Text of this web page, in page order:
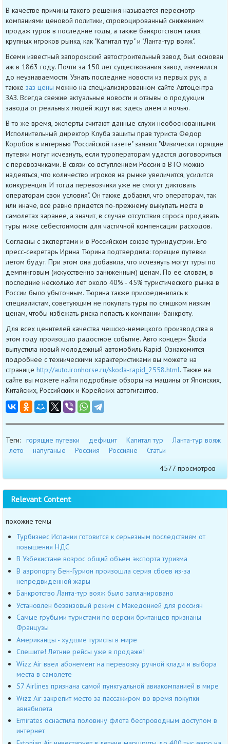
В качестве причины такого решения называется пересмотр
компаниями ценовой политики, спровоцированный снижением
продаж туров в последние годы, а также банкротством таких
крупных игроков рынка, как "Капитал тур" и "Ланта-тур вояж".
Всеми известный запорожский автостроительный завод был основан
аж в 1863 году. Почти за 150 лет существования завод изменился
до неузнаваемости. Узнать последние новости из первых рук, а
также заз цены можно на специализированном сайте Автоцентра
ЗАЗ. Всегда свежие актуальные новости и отзывы о продукции
завода от реальных людей ждут вас здесь днем и ночью.
В то же время, эксперты считают данные слухи необоснованными.
Исполнительный директор Клуба защиты прав туриста Федор
Коробов в интервью "Российской газете" заявил: "Физически горящие
путевки могут исчезнуть, если туроператорам удастся договориться
с перевозчиками. В связи со вступлением России в ВТО можно
надеяться, что количество игроков на рынке увеличится, усилится
конкуренция. И тогда перевозчики уже не смогут диктовать
операторам свои условия". Он также добавил, что операторам, так
или иначе, все равно придется по-прежнему выкупать места в
самолетах заранее, а значит, в случае отсутствия спроса продавать
туры ниже себестоимости для частичной компенсации расходов.
Согласны с экспертами и в Российском союзе туриндустрии. Его
пресс-секретарь Ирина Тюрина подтвердила: горящие путевки
летом будут. При этом она добавила, что исчезнуть могут туры по
демпинговым (искусственно заниженным) ценам. По ее словам, в
последние несколько лет около 40% - 45% туристического рынка в
России было убыточным. Тюрина также присоединилась к
специалистам, советующим не покупать туры по слишком низким
ценам, чтобы избежать риска попасть к компании-банкроту.
Для всех ценителей качества чешско-немецкого производства в
этом году произошло радостное событие. Авто концерн Škoda
выпустила новый молодежный автомобиль Rapid. Ознакомится
подробнее с техническими характеристиками вы можете на
странице http://auto.ironhorse.ru/skoda-rapid_2558.html. Также на
сайте вы можете найти подробные обзоры на машины от Японских,
Китайских, Российских и Корейских автогигантов.
Теги: горящие путевки дефицит Капитал тур
Ланта-тур вояж
лето
напуганые Россиия Россияне
Статьи
4577 просмотров
Relevant Content
похожие темы
Турбизнес Испании готовится к серьезным последствиям от
повышения НДС
В Узбекистане возрос общий объем экспорта туризма
В аэропорту Бен-Гурион произошла серия сбоев из-за
непредвиденной жары
Банкротство Ланта-тур вояж было запланировано
Установлен безвизовый режим с Македонией для россиян
Самые грубыми туристами по версии британцев признаны
Французы
Американцы - худшие туристы в мире
Спешите! Летние рейсы уже в продаже!
Wizz Air ввел абонемент на перевозку ручной клади и выбора
места в самолете
S7 Airlines признана самой пунктуальной авиакомпанией в мире
Wizz Air закрепит место за пассажиром во время покупки
авиабилета
Emirates оснастила половину флота беспроводным доступом в
интернет